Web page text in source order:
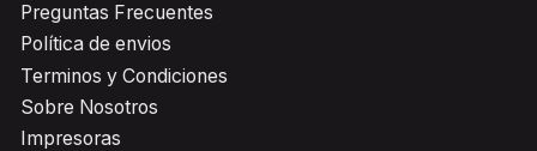
Preguntas Frecuentes
Política de envios
Terminos y Condiciones
Sobre Nosotros
Impresoras